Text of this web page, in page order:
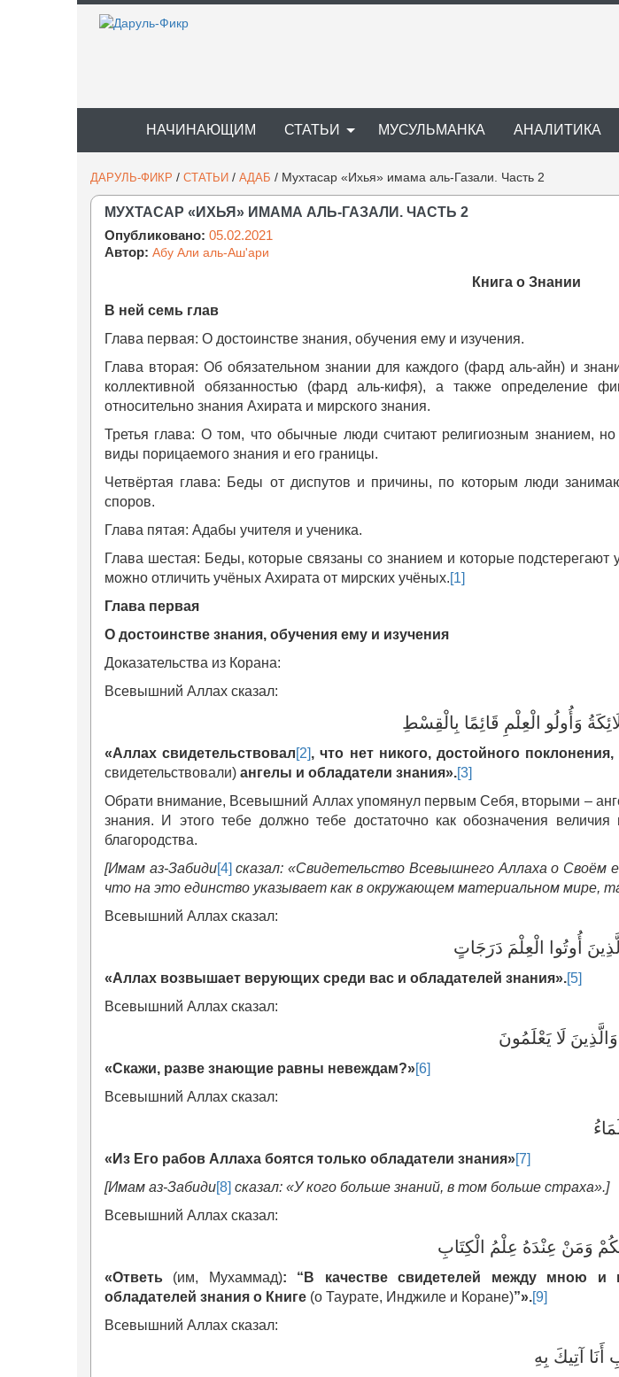
НАЧИНАЮЩИМ СТАТЬИ МУСУЛЬМАНКА АНАЛИТИКА
ДАРУЛЬ-ФИКР / СТАТЬИ / АДАБ / Мухтасар «Ихья» имама аль-Газали. Часть 2
МУХТАСАР «ИХЬЯ» ИМАМА АЛЬ-ГАЗАЛИ. ЧАСТЬ 2
Опубликовано: 05.02.2021
Автор: Абу Али аль-Аш'ари
Книга о Знании
В ней семь глав
Глава первая: О достоинстве знания, обучения ему и изучения.
Глава вторая: Об обязательном знании для каждого (фард аль-айн) и
коллективной обязанностью (фард аль-кифя), а также определение
относительно знания Ахирата и мирского знания.
Третья глава: О том, что обычные люди считают религиозным знанием,
виды порицаемого знания и его границы.
Четвёртая глава: Беды от диспутов и причины, по которым люди
споров.
Глава пятая: Адабы учителя и ученика.
Глава шестая: Беды, которые связаны со знанием и которые подстерегают
можно отличить учёных Ахирата от мирских учёных.[1]
Глава первая
О достоинстве знания, обучения ему и изучения
Доказательства из Корана:
Всевышний Аллах сказал:
وَأُولُو الْعِلْمِ قَائِمًا بِالْقِسْطِ
«Аллах свидетельствовал[2], что нет никого,достойного поклонения,
свидетельствовали) ангелы и обладатели знания».[3]
Обрати внимание, Всевышний Аллах упомянул первым Себя, вторыми –
знания. И этого тебе должно тебе достаточно как обозначения величия
благородства.
[Имам аз-Забиди[4] сказал: «Свидетельство Всевышнего Аллаха о Своём
что на это единство указывает как в окружающем материальном мире,
Всевышний Аллах сказал:
أُوتُوا الْعِلْمَ دَرَجَاتٍ
«Аллах возвышает верующих среди вас и обладателей знания».[5]
Всевышний Аллах сказал:
لَا يَعْلَمُونَ
«Скажи, разве знающие равны невеждам?»[6]
Всевышний Аллах сказал:
«Из Его рабов Аллаха боятся только обладатели знания»[7]
[Имам аз-Забиди[8] сказал: «У кого больше знаний, в том больше страха».]
Всевышний Аллах сказал:
وَمَنْ عِنْدَهُ عِلْمُ الْكِتَابِ
«Ответь (им, Мухаммад): “В качестве свидетелей между мною и
обладателей знания о Книге (о Таурате, Инджиле и Коране)”».[9]
Всевышний Аллах сказал:
آتِيكَ بِهِ